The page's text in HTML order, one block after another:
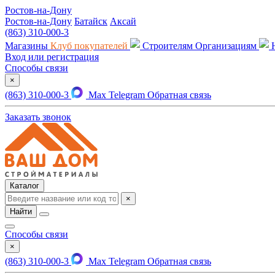
Ростов-на-Дону
Ростов-на-Дону Батайск Аксай
(863) 310-000-3
Магазины Клуб покупателей Строителям Организациям
Вход или регистрация
Способы связи
×
(863) 310-000-3 Max Telegram Обратная связь
Заказать звонок
Каталог
×
Найти
Способы связи
×
(863) 310-000-3 Max Telegram Обратная связь